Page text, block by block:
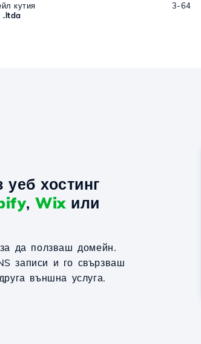
кутия
.ltda
3-64
хостинг
, Wixили
да ползваш домейн.
записи и го свързваш
външна услуга.